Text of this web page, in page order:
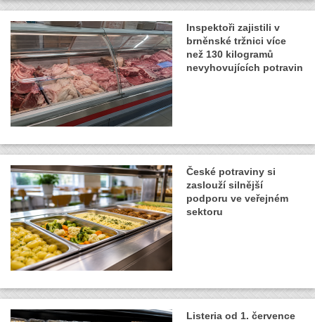
Inspektoři zajistili v
brněnské tržnici více
než 130 kilogramů
nevyhovujících potravin
České potraviny si
zaslouží silnější
podporu ve veřejném
sektoru
Listeria od 1. července